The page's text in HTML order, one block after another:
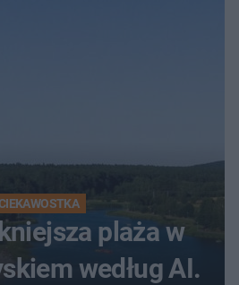
plaża w
według AI.